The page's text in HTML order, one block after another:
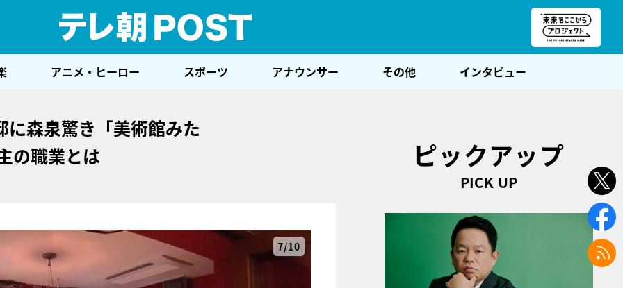
アニメ・ヒーロー スポーツ アナウンサー その他 インタビュー
森泉驚き「美術館みた
の職業とは
7/10
ピックアップ
PICK UP